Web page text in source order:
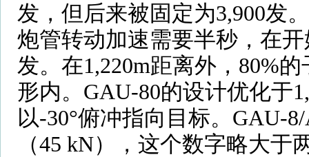
发，但后来被固定为3,900发
炮管转动加速需要半秒，在
发。在1,220m距离外，80%
形内。GAU-80的设计优化于
以-30°俯冲指向目标。GAU-
（45 kN），这个数字略大